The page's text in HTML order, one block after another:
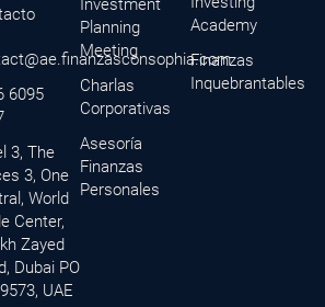
6095
3, The
3, One
World
Center,
Zayed
Dubai PO
UAE
Investment
Planning
Meeting
Charlas
Corporativas
Asesoría
Finanzas
Personales
Academy
Finanzas
Inquebrantables